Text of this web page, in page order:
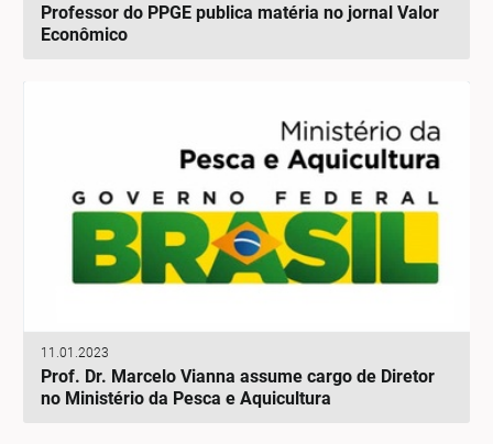
Professor do PPGE publica matéria no jornal Valor
Econômico
11.01.2023
Prof. Dr. Marcelo Vianna assume cargo de Diretor
no Ministério da Pesca e Aquicultura